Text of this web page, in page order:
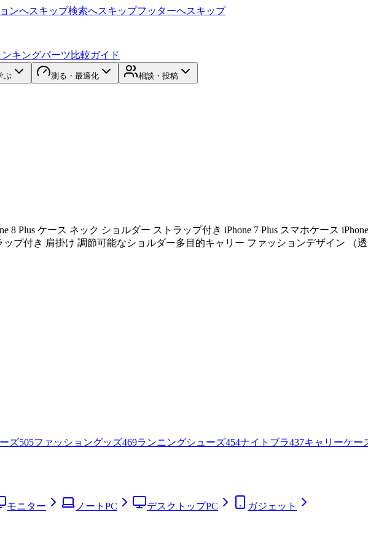
ンへスキップ検索へスキップフッターへスキップ
ンキングパーツ比較ガイド
ぶ 測る・最適化 相談・投稿
8 Plus ケース ネック ショルダー ストラップ付き iPhone 7 Plus スマホケース
ップ付き 肩掛け 調節可能なショルダー多目的キャリー ファッションデザイン （
ズ505ファッショングッズ469ランニングシューズ454ナイトブラ437キャリーケー
モニター ノートPC デスクトップPC ガジェット